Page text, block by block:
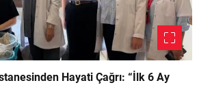
Hayati Çağrı: “İlk 6 Ay